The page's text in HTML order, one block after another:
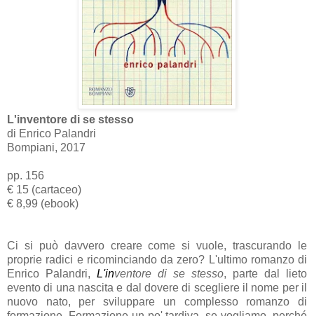
L'inventore di se stesso
di Enrico Palandri
Bompiani, 2017
pp. 156
€ 15 (cartaceo)
€ 8,99 (ebook)
Ci si può davvero creare come si vuole, trascurando le
proprie radici e ricominciando da zero? L'ultimo romanzo di
Enrico Palandri, L'inventore di se stesso, parte dal lieto
evento di una nascita e dal dovere di scegliere il nome per il
nuovo nato, per sviluppare un complesso romanzo di